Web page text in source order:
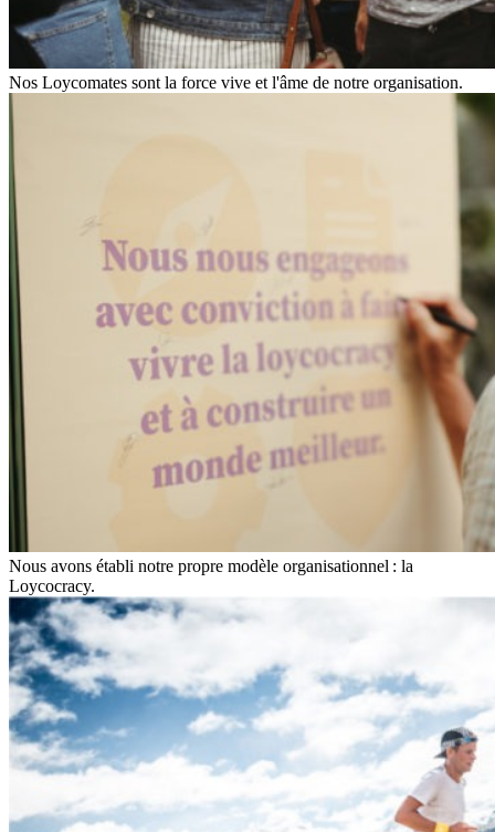
Nos Loycomates sont la force vive et l'âme de notre organisation.
Nous avons établi notre propre modèle organisationnel : la
Loycocracy.